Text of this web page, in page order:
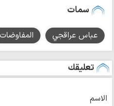
سمات
عباس عراقجي المفاوضات
تعليقك
الاسم